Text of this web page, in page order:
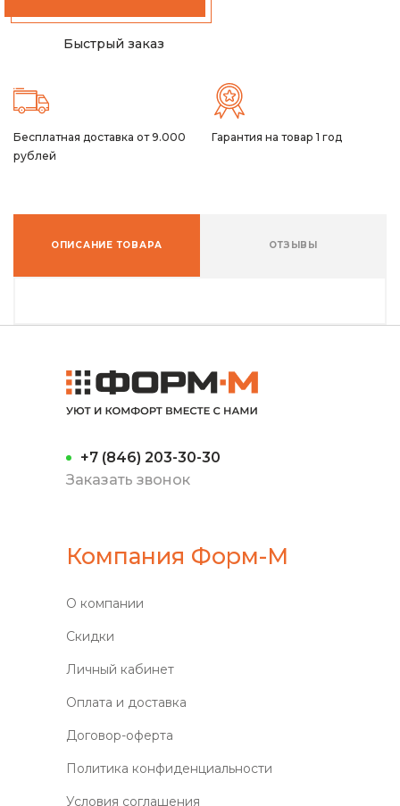
Быстрый заказ
Бесплатная доставка от 9.000
рублей
Гарантия на товар 1 год
ОПИСАНИЕ ТОВАРА ОТЗЫВЫ
+7 (846) 203-30-30
Заказать звонок
Компания Форм-М
О компании
Скидки
Личный кабинет
Оплата и доставка
Договор-оферта
Политика конфиденциальности
Условия соглашения